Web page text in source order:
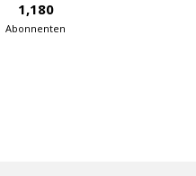
1,180
Abonnenten